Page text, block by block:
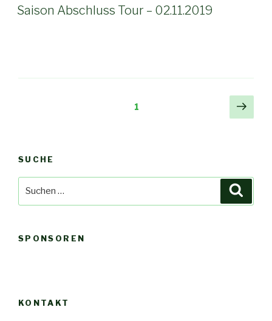
AM
Saison Abschluss Tour – 02.11.2019
1
SUCHE
SPONSOREN
KONTAKT